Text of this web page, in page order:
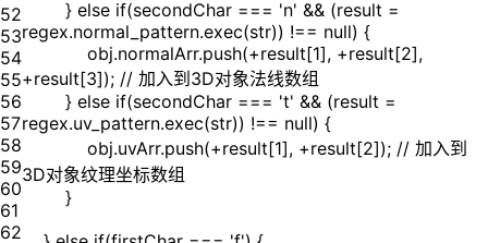
52
53
54
55
56
57
58
59
60
61
62
} else if(secondChar === 'n' && (result =
regex.normal_pattern.exec(str)) !== null) {
obj.normalArr.push(+result[1], +result[2],
+result[3]); // 加入到3D对象法线数组
} else if(secondChar === 't' && (result =
regex.uv_pattern.exec(str)) !== null) {
obj.uvArr.push(+result[1], +result[2]); // 加入到
3D对象纹理坐标数组
}